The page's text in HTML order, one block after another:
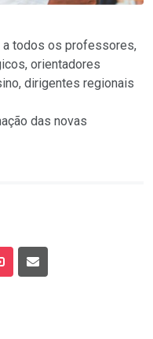
a todos os professores,
orientadores
dirigentes regionais
das novas
Mídias
Enviar para um amigo